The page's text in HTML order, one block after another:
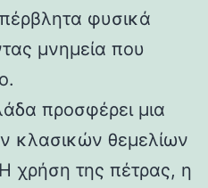
φυσικά
μνημεία που
προσφέρει μια
κλασικών θεμελίων
χρήση της πέτρας, η